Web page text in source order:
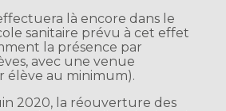
là encore dans le
sanitaire prévu à cet effet
la présence par
avec une venue
élève au minimum).
2020, la réouverture des